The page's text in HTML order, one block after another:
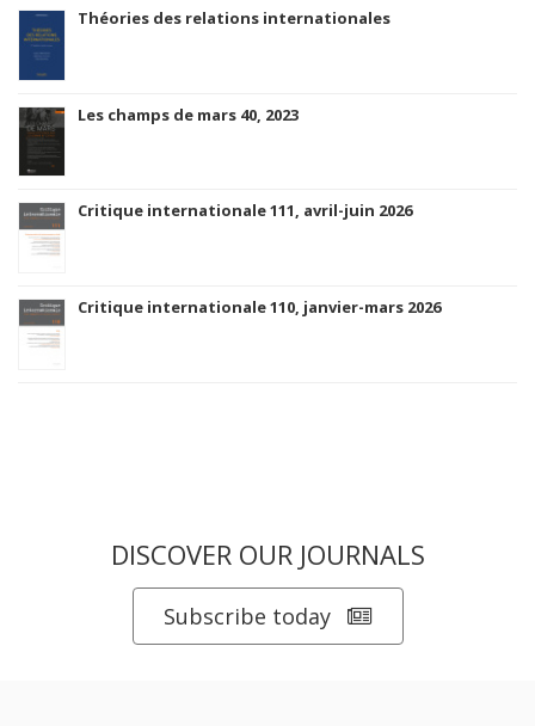
Théories des relations internationales
Les champs de mars 40, 2023
Critique internationale 111, avril-juin 2026
Critique internationale 110, janvier-mars 2026
DISCOVER OUR JOURNALS
Subscribe today